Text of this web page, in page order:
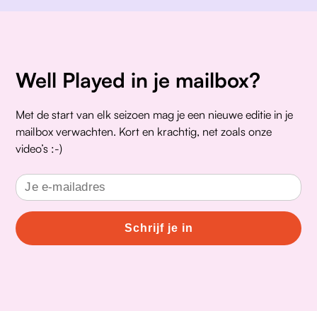
Well Played in je mailbox?
Met de start van elk seizoen mag je een nieuwe editie in je
mailbox verwachten. Kort en krachtig, net zoals onze
video’s :-)
Schrijf je in